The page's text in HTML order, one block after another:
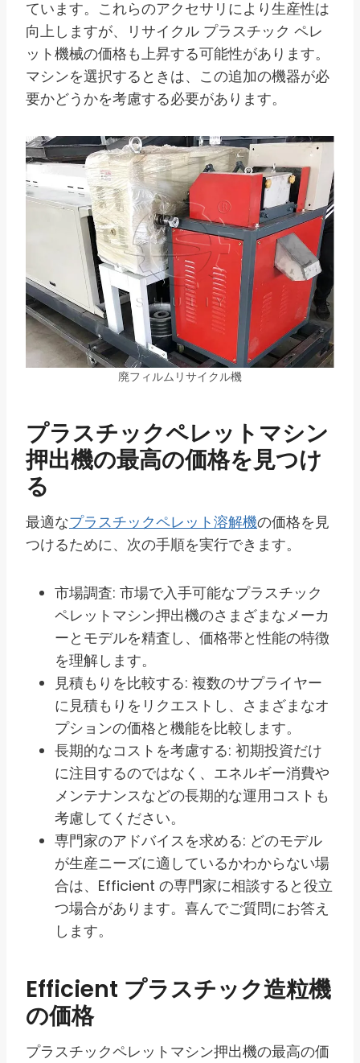
ています。これらのアクセサリにより生産性は
向上しますが、リサイクル プラスチック ペレ
ット機械の価格も上昇する可能性があります。
マシンを選択するときは、この追加の機器が必
要かどうかを考慮する必要があります。
廃フィルムリサイクル機
プラスチックペレットマシン
押出機の最高の価格を見つけ
る
最適なプラスチックペレット溶解機の価格を見
つけるために、次の手順を実行できます。
市場調査: 市場で入手可能なプラスチック
ペレットマシン押出機のさまざまなメーカ
ーとモデルを精査し、価格帯と性能の特徴
を理解します。
見積もりを比較する: 複数のサプライヤー
に見積もりをリクエストし、さまざまなオ
プションの価格と機能を比較します。
長期的なコストを考慮する: 初期投資だけ
に注目するのではなく、エネルギー消費や
メンテナンスなどの長期的な運用コストも
考慮してください。
専門家のアドバイスを求める: どのモデル
が生産ニーズに適しているかわからない場
合は、Efficient の専門家に相談すると役立
つ場合があります。喜んでご質問にお答え
します。
Efficient プラスチック造粒機
の価格
プラスチックペレットマシン押出機の最高の価